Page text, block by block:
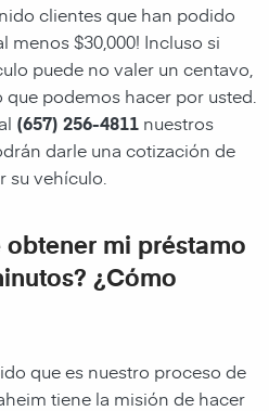
clientes que han podido
menos $30,000! Incluso si
puede no valer un centavo,
podemos hacer por usted.
(657) 256-4811 nuestros
darle una cotización de
su vehículo.
mi préstamo
¿Cómo
que es nuestro proceso de
tiene la misión de hacer